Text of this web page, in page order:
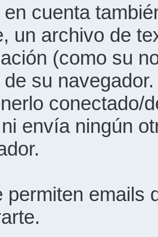
en cuenta
un archivo de
(como su
su
conectado/
envía ningún
permiten emails